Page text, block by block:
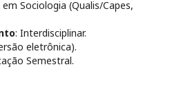
Sociologia (Qualis/Capes,
: Interdisciplinar.
eletrônica).
Semestral.